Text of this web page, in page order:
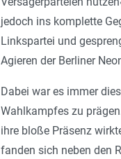
jedoch ins komplette
Linkspartei und
Agieren der Berliner
Dabei war es immer
Wahlkampfes zu
ihre bloße Präsenz
fanden sich neben den